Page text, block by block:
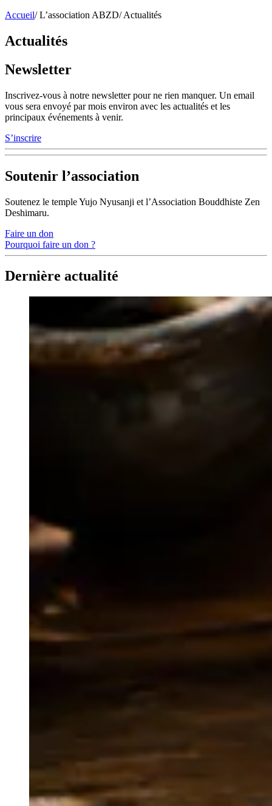
Accueil/ L’association ABZD/ Actualités
Actualités
Newsletter
Inscrivez-vous à notre newsletter pour ne rien manquer. Un email
vous sera envoyé par mois environ avec les actualités et les
principaux événements à venir.
S’inscrire
Soutenir l’association
Soutenez le temple Yujo Nyusanji et l’Association Bouddhiste Zen
Deshimaru.
Faire un don
Pourquoi faire un don ?
Dernière actualité